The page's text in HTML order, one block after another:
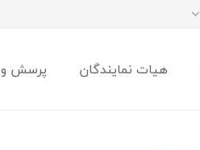
هیات نمایندگان پرسش